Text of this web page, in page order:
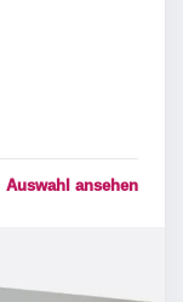
Auswahl ansehen